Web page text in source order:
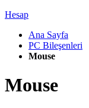
Hesap
Ana Sayfa
PC Bileşenleri
Mouse
Mouse